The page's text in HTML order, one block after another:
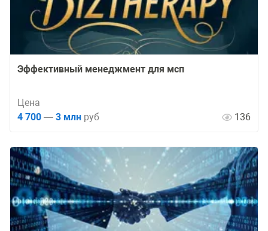
Эффективный менеджмент для мсп
Цена
4 700 — 3 млн руб 136